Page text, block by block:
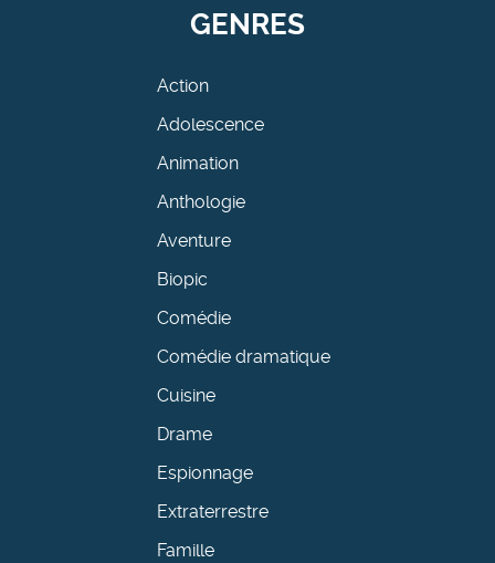
GENRES
Action
Adolescence
Animation
Anthologie
Aventure
Biopic
Comédie
Comédie dramatique
Cuisine
Drame
Espionnage
Extraterrestre
Famille